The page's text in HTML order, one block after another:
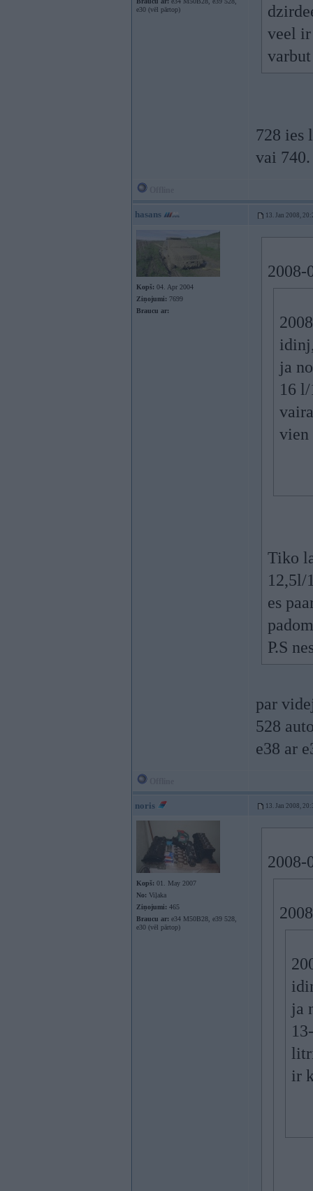
e30 (vēl pārtop)
veel
728 ies
vai 740.
hasans 13. Jan 2008,
Kopš: 04. Apr 2004
Ziņojumi: 7699
Braucu ar:
2008-
ja
16
vien
Tiko
12,5l/
es
P.S
par
528
e38 ar
noris 13. Jan 2008,
Kopš: 01. May 2007
No: Viļaka
Ziņojumi: 465
Braucu ar: e34 M50B28, e39 528,
e30 (vēl pārtop)
2008-
ja
ir